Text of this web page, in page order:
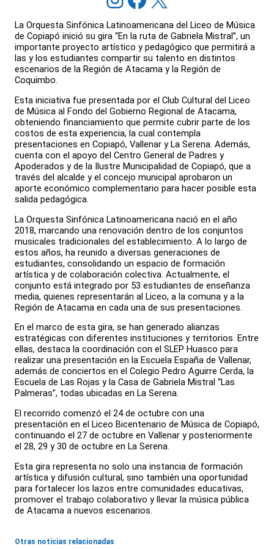
La Orquesta Sinfónica Latinoamericana del Liceo de Música
de Copiapó inició su gira “En la ruta de Gabriela Mistral”, un
importante proyecto artístico y pedagógico que permitirá a
las y los estudiantes compartir su talento en distintos
escenarios de la Región de Atacama y la Región de
Coquimbo.
Esta iniciativa fue presentada por el Club Cultural del Liceo
de Música al Fondo del Gobierno Regional de Atacama,
obteniendo financiamiento que permite cubrir parte de los
costos de esta experiencia, la cual contempla
presentaciones en Copiapó, Vallenar y La Serena. Además,
cuenta con el apoyo del Centro General de Padres y
Apoderados y de la Ilustre Municipalidad de Copiapó, que a
través del alcalde y el concejo municipal aprobaron un
aporte económico complementario para hacer posible esta
salida pedagógica.
La Orquesta Sinfónica Latinoamericana nació en el año
2018, marcando una renovación dentro de los conjuntos
musicales tradicionales del establecimiento. A lo largo de
estos años, ha reunido a diversas generaciones de
estudiantes, consolidando un espacio de formación
artística y de colaboración colectiva. Actualmente, el
conjunto está integrado por 53 estudiantes de enseñanza
media, quienes representarán al Liceo, a la comuna y a la
Región de Atacama en cada una de sus presentaciones.
En el marco de esta gira, se han generado alianzas
estratégicas con diferentes instituciones y territorios. Entre
ellas, destaca la coordinación con el SLEP Huasco para
realizar una presentación en la Escuela España de Vallenar,
además de conciertos en el Colegio Pedro Aguirre Cerda, la
Escuela de Las Rojas y la Casa de Gabriela Mistral “Las
Palmeras”, todas ubicadas en La Serena.
El recorrido comenzó el 24 de octubre con una
presentación en el Liceo Bicentenario de Música de Copiapó,
continuando el 27 de octubre en Vallenar y posteriormente
el 28, 29 y 30 de octubre en La Serena.
Esta gira representa no solo una instancia de formación
artística y difusión cultural, sino también una oportunidad
para fortalecer los lazos entre comunidades educativas,
promover el trabajo colaborativo y llevar la música pública
de Atacama a nuevos escenarios.
Otras noticias relacionadas